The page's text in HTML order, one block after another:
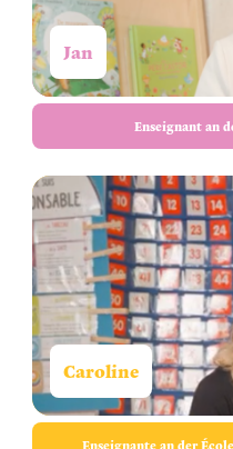
Jan
Enseignant an
Caroline
Enseignante an der